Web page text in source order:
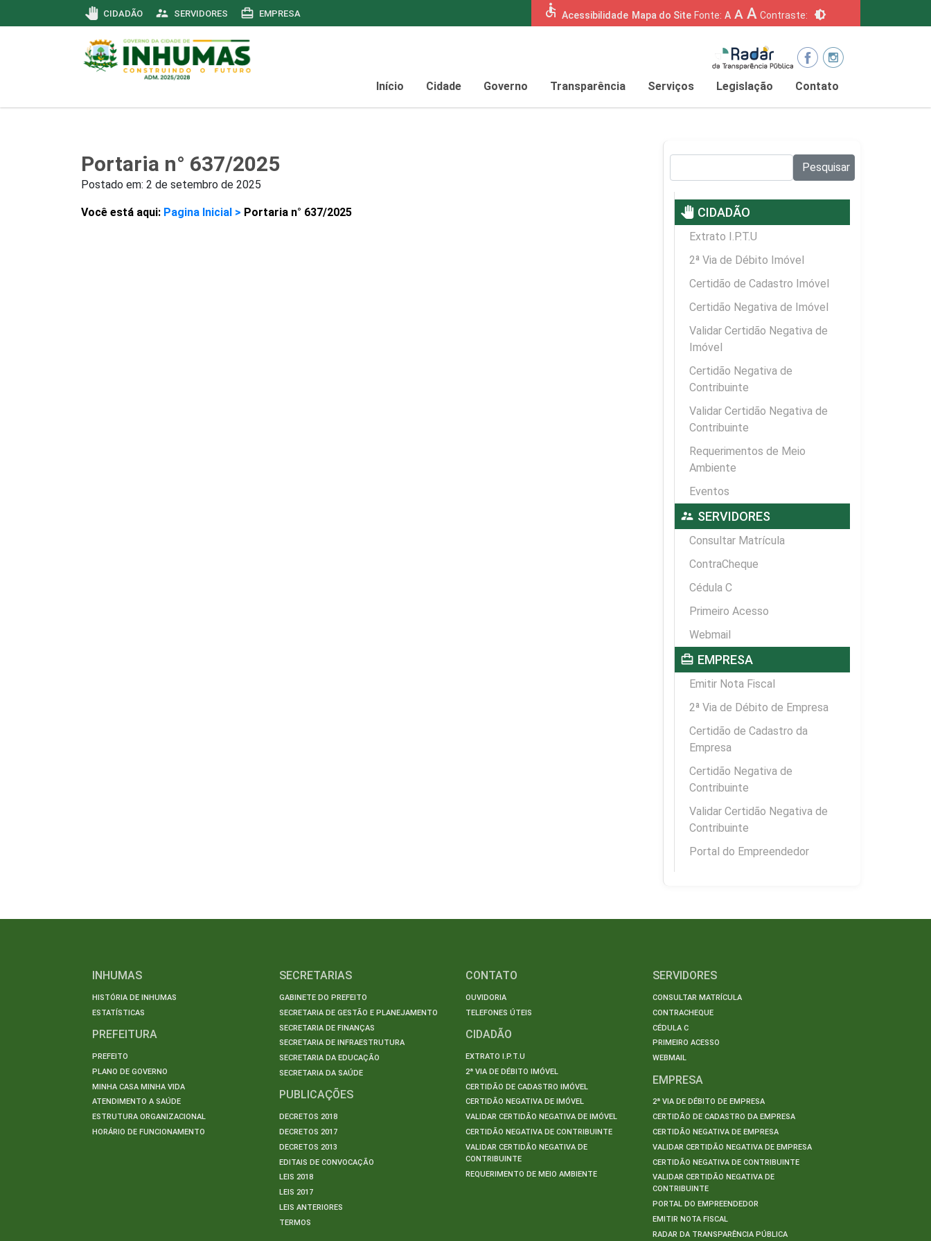
pan_tool CIDADÃO supervisor_account SERVIDORES card_travel EMPRESA accessible Acessibilidade Mapa do Site Fonte: A A A Contraste: brightness_6
Início Cidade Governo Transparência Serviços Legislação Contato
Portaria n° 637/2025
Postado em: 2 de setembro de 2025
Você está aqui: Pagina Inicial > Portaria n° 637/2025
Pesquisar
pan_tool CIDADÃO
Extrato I.P.T.U
2ª Via de Débito Imóvel
Certidão de Cadastro Imóvel
Certidão Negativa de Imóvel
Validar Certidão Negativa de
Imóvel
Certidão Negativa de
Contribuinte
Validar Certidão Negativa de
Contribuinte
Requerimentos de Meio
Ambiente
Eventos
supervisor_account SERVIDORES
Consultar Matrícula
ContraCheque
Cédula C
Primeiro Acesso
Webmail
card_travel EMPRESA
Emitir Nota Fiscal
2ª Via de Débito de Empresa
Certidão de Cadastro da
Empresa
Certidão Negativa de
Contribuinte
Validar Certidão Negativa de
Contribuinte
Portal do Empreendedor
INHUMAS
HISTÓRIA DE INHUMAS
ESTATÍSTICAS
PREFEITURA
PREFEITO
PLANO DE GOVERNO
MINHA CASA MINHA VIDA
ATENDIMENTO A SAÚDE
ESTRUTURA ORGANIZACIONAL
HORÁRIO DE FUNCIONAMENTO
SECRETARIAS
GABINETE DO PREFEITO
SECRETARIA DE GESTÃO E PLANEJAMENTO
SECRETARIA DE FINANÇAS
SECRETARIA DE INFRAESTRUTURA
SECRETARIA DA EDUCAÇÃO
SECRETARIA DA SAÚDE
PUBLICAÇÕES
DECRETOS 2018
DECRETOS 2017
DECRETOS 2013
EDITAIS DE CONVOCAÇÃO
LEIS 2018
LEIS 2017
LEIS ANTERIORES
TERMOS
CONTATO
OUVIDORIA
TELEFONES ÚTEIS
CIDADÃO
EXTRATO I.P.T.U
2ª VIA DE DÉBITO IMÓVEL
CERTIDÃO DE CADASTRO IMÓVEL
CERTIDÃO NEGATIVA DE IMÓVEL
VALIDAR CERTIDÃO NEGATIVA DE IMÓVEL
CERTIDÃO NEGATIVA DE CONTRIBUINTE
VALIDAR CERTIDÃO NEGATIVA DE
CONTRIBUINTE
REQUERIMENTO DE MEIO AMBIENTE
SERVIDORES
CONSULTAR MATRÍCULA
CONTRACHEQUE
CÉDULA C
PRIMEIRO ACESSO
WEBMAIL
EMPRESA
2ª VIA DE DÉBITO DE EMPRESA
CERTIDÃO DE CADASTRO DA EMPRESA
CERTIDÃO NEGATIVA DE EMPRESA
VALIDAR CERTIDÃO NEGATIVA DE EMPRESA
CERTIDÃO NEGATIVA DE CONTRIBUINTE
VALIDAR CERTIDÃO NEGATIVA DE
CONTRIBUINTE
PORTAL DO EMPREENDEDOR
EMITIR NOTA FISCAL
RADAR DA TRANSPARÊNCIA PÚBLICA